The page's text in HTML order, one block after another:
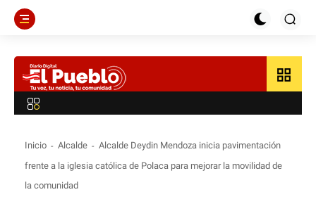
grid_view
Inicio Alcalde
Alcalde Deydin Mendoza inicia pavimentación
frente a la iglesia católica de Polaca para mejorar la movilidad de
la comunidad